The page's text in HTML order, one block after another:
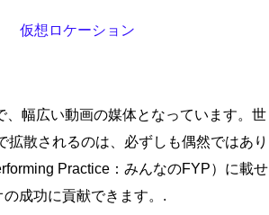
仮想ロケーション
幅広い動画の媒体となっています。世
散されるのは、必ずしも偶然ではあり
Practice：みんなのFYP）に載せ
の成功に貢献できます。.